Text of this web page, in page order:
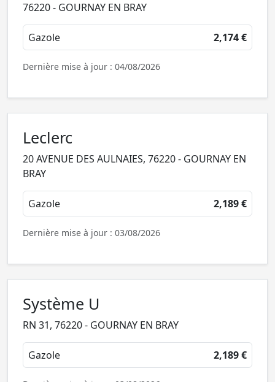
76220 - GOURNAY EN BRAY
Gazole 2,174 €
Dernière mise à jour : 04/08/2026
Leclerc
20 AVENUE DES AULNAIES, 76220 - GOURNAY EN
BRAY
Gazole 2,189 €
Dernière mise à jour : 03/08/2026
Système U
RN 31, 76220 - GOURNAY EN BRAY
Gazole 2,189 €